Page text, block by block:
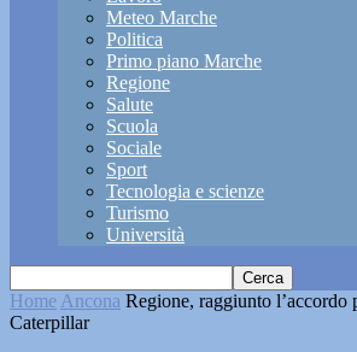
Meteo Marche
Politica
Primo piano Marche
Regione
Salute
Scuola
Sociale
Sport
Tecnologia e scienze
Turismo
Università
Home Ancona Regione, raggiunto l’accordo
Caterpillar